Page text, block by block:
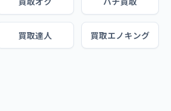
買取達人 買取エノキング